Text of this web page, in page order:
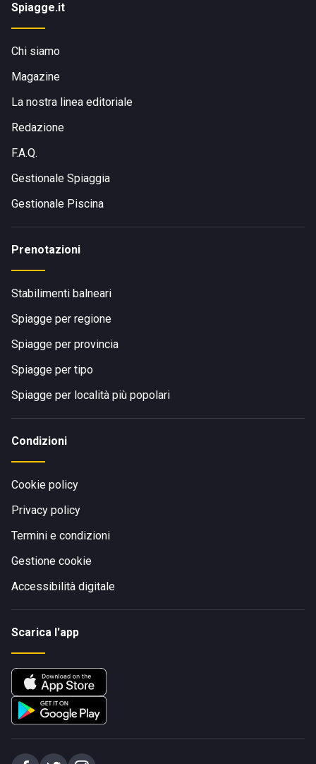
Spiagge.it
Chi siamo
Magazine
La nostra linea editoriale
Redazione
F.A.Q.
Gestionale Spiaggia
Gestionale Piscina
Prenotazioni
Stabilimenti balneari
Spiagge per regione
Spiagge per provincia
Spiagge per tipo
Spiagge per località più popolari
Condizioni
Cookie policy
Privacy policy
Termini e condizioni
Gestione cookie
Accessibilità digitale
Scarica l'app